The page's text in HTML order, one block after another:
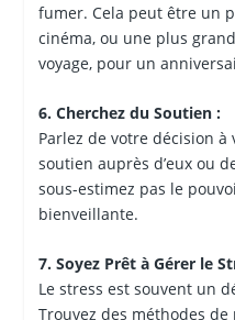
fumer. Cela peut être un
cinéma, ou une plus
voyage, pour un
6. Cherchez du Soutien :
Parlez de votre décision
soutien auprès d’eux ou
sous-estimez pas le
bienveillante.
7. Soyez Prêt à Gérer le
Le stress est souvent un
Trouvez des méthodes